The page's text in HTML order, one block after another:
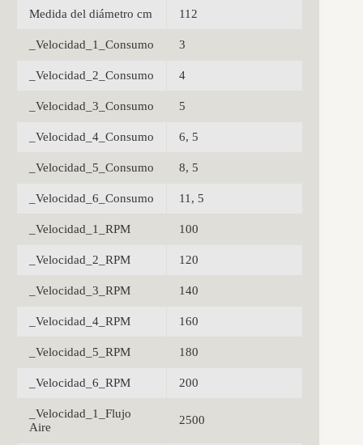
Medida del diámetro cm 112
_Velocidad_1_Consumo 3
_Velocidad_2_Consumo 4
_Velocidad_3_Consumo 5
_Velocidad_4_Consumo 6, 5
_Velocidad_5_Consumo 8, 5
_Velocidad_6_Consumo 11, 5
_Velocidad_1_RPM 100
_Velocidad_2_RPM 120
_Velocidad_3_RPM 140
_Velocidad_4_RPM 160
_Velocidad_5_RPM 180
_Velocidad_6_RPM 200
_Velocidad_1_Flujo
Aire
2500